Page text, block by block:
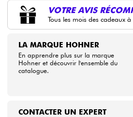
Packs
VOTRE AVIS
Tous les mois des cadeaux
LA MARQUE HOHNER
En apprendre plus sur la marque
Hohner et découvrir l'ensemble du
catalogue.
CONTACTER UN EXPERT